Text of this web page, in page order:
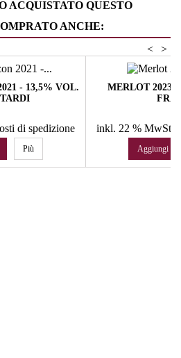
ACQUISTATO QUESTO
ANCHE:
>
<
- 13,5% VOL.
di spedizione
Più
MERLOT 2023
inkl. 22 % MwSt.
Aggiungi al